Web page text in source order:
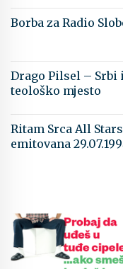
Borba za Radio
Drago Pilsel – Srbi
teološko mjesto
Ritam Srca All
emitovana